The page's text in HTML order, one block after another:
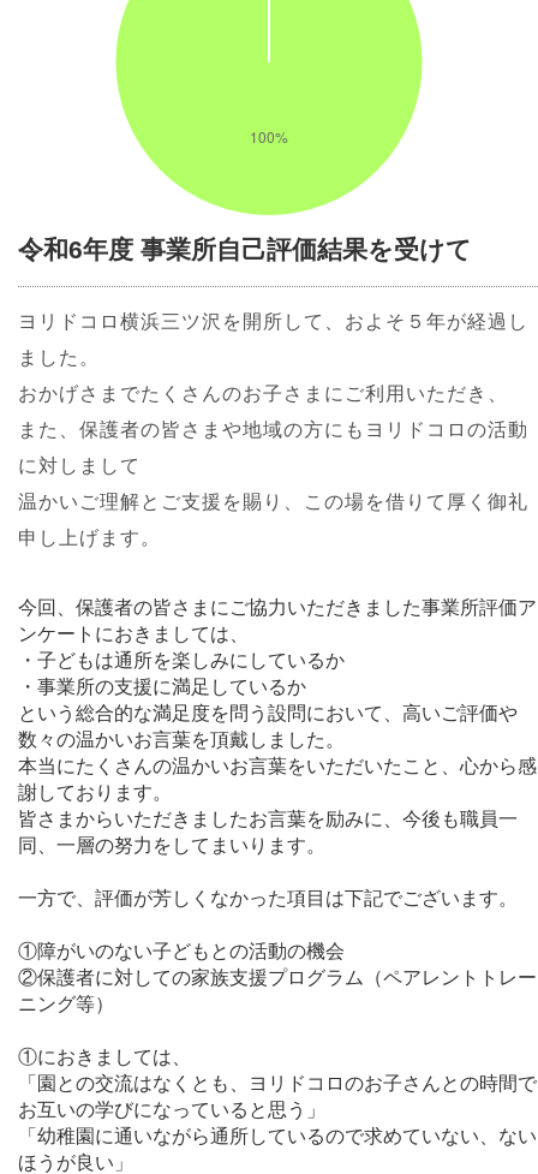
令和6年度 事業所自己評価結果を受けて
ヨリドコロ横浜三ツ沢を開所して、およそ５年が経過し
ました。
おかげさまでたくさんのお子さまにご利用いただき、
また、保護者の皆さまや地域の方にもヨリドコロの活動
に対しまして
温かいご理解とご支援を賜り、この場を借りて厚く御礼
申し上げます。
今回、保護者の皆さまにご協力いただきました事業所評価ア
ンケートにおきましては、
・子どもは通所を楽しみにしているか
・事業所の支援に満足しているか
という総合的な満足度を問う設問において、高いご評価や
数々の温かいお言葉を頂戴しました。
本当にたくさんの温かいお言葉をいただいたこと、心から感
謝しております。
皆さまからいただきましたお言葉を励みに、今後も職員一
同、一層の努力をしてまいります。
一方で、評価が芳しくなかった項目は下記でございます。
①障がいのない子どもとの活動の機会
②保護者に対しての家族支援プログラム（ペアレントトレー
ニング等）
①におきましては、
「園との交流はなくとも、ヨリドコロのお子さんとの時間で
お互いの学びになっていると思う」
「幼稚園に通いながら通所しているので求めていない、ない
ほうが良い」